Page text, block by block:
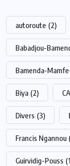
autoroute (2)
Babadjou-
Bamenda-
Biya (2)
Divers (3)
Francis Ngannou
Guirvidig-Pouss